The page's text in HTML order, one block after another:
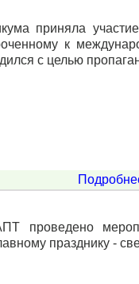
приняла
к
с целью
проведено
празднику -